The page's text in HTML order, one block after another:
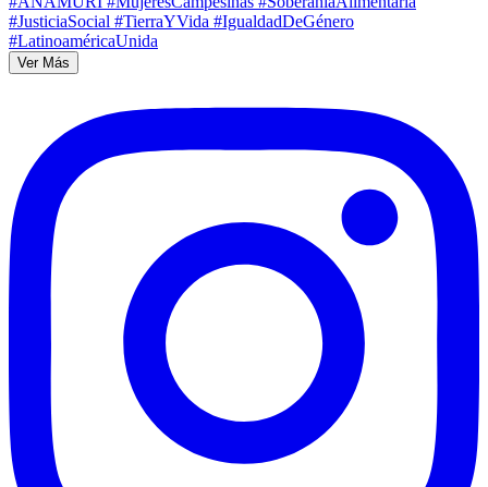
Ver Más